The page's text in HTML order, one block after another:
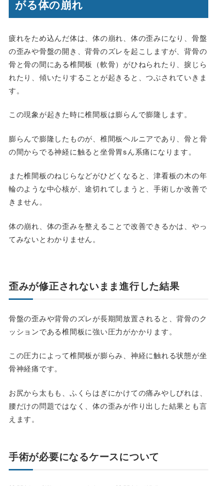
がる体の崩れ
疲れをため込んだ体は、体の崩れ、体の歪みになり、骨盤
の歪みや骨盤の開き、背骨のズレを起こしますが、背骨の
骨と骨の間にある椎間板（軟骨）がひねられたり、捩じら
れたり、傾いたりすることが起きると、つぶされていきま
す。
この現象が起きた時に椎間板は膨らんで膨隆します。
膨らんで膨隆したものが、椎間板ヘルニアであり、骨と骨
の間からでる神経に触ると坐骨胃sん系痛になります。
また椎間板のねじらなどがひどくなると、津看板の木の年
輪のような中心核が、途切れてしまうと、手術しか改善で
きません。
体の崩れ、体の歪みを整えることで改善できるかは、やっ
てみないとわかりません。
歪みが修正されないまま進行した結果
骨盤の歪みや背骨のズレが長期間放置されると、背骨のク
ッションである椎間板に強い圧力がかかります。
この圧力によって椎間板が膨らみ、神経に触れる状態が坐
骨神経痛です。
お尻から太もも、ふくらはぎにかけての痛みやしびれは、
腰だけの問題ではなく、体の歪みが作り出した結果とも言
えます。
手術が必要になるケースについて